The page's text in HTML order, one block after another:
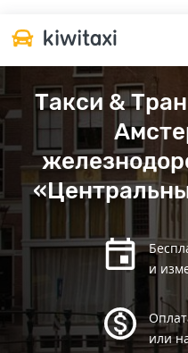
Такси &
и
или